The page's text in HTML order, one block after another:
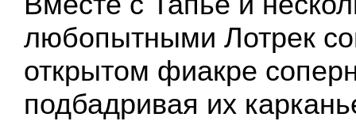
любопытными Лотрек
открытом фиакре
подбадривая их